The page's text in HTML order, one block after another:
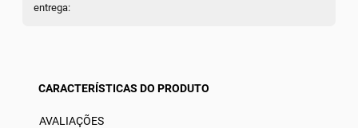
entrega:
CARACTERÍSTICAS DO PRODUTO
AVALIAÇÕES